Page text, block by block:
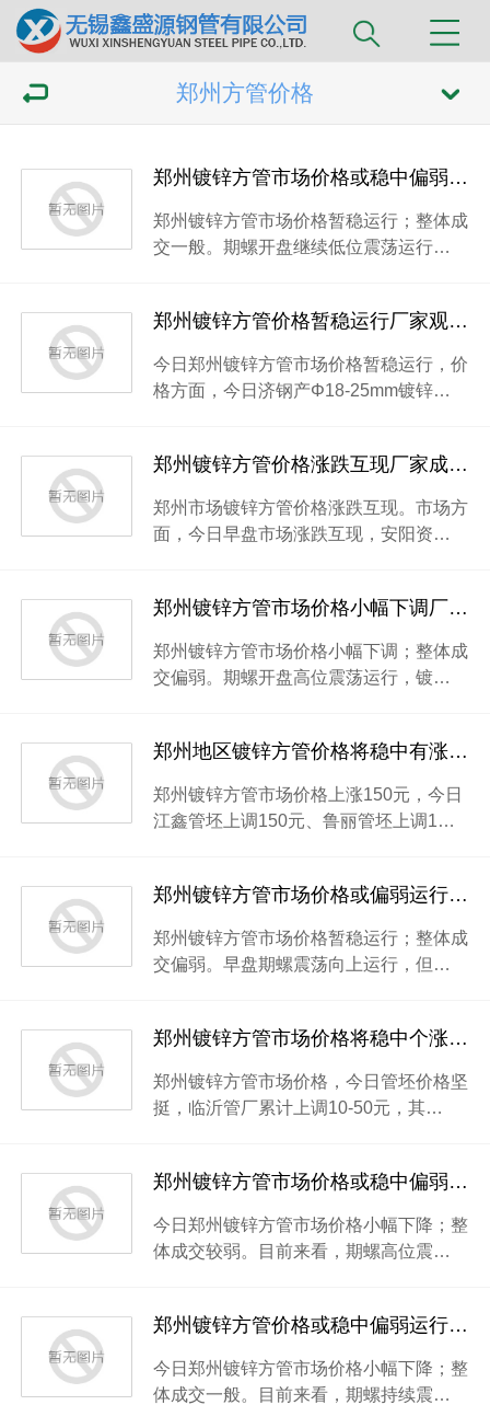
郑州方管价格
郑州镀锌方管市场价格或稳中偏弱运行厂家以出货为主
郑州镀锌方管市场价格暂稳运行；整体成
交一般。期螺开盘继续低位震荡运行…
郑州镀锌方管价格暂稳运行厂家观望情绪悲观
今日郑州镀锌方管市场价格暂稳运行，价
格方面，今日济钢产Φ18-25mm镀锌…
郑州镀锌方管价格涨跌互现厂家成交明显受阻
郑州市场镀锌方管价格涨跌互现。市场方
面，今日早盘市场涨跌互现，安阳资…
郑州镀锌方管市场价格小幅下调厂家以出货为主
郑州镀锌方管市场价格小幅下调；整体成
交偏弱。期螺开盘高位震荡运行，镀…
郑州地区镀锌方管价格将稳中有涨厂家库存偏低
郑州镀锌方管市场价格上涨150元，今日
江鑫管坯上调150元、鲁丽管坯上调1…
郑州镀锌方管市场价格或偏弱运行厂家成交偏弱
郑州镀锌方管市场价格暂稳运行；整体成
交偏弱。早盘期螺震荡向上运行，但…
郑州镀锌方管市场价格将稳中个涨厂家成交量有小幅下滑
郑州镀锌方管市场价格，今日管坯价格坚
挺，临沂管厂累计上调10-50元，其…
郑州镀锌方管市场价格或稳中偏弱运行厂家心态偏弱
今日郑州镀锌方管市场价格小幅下降；整
体成交较弱。目前来看，期螺高位震…
郑州镀锌方管价格或稳中偏弱运行厂家心态较为谨慎
今日郑州镀锌方管市场价格小幅下降；整
体成交一般。目前来看，期螺持续震…